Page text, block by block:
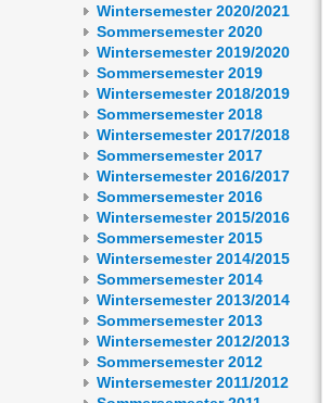
Wintersemester 2020/2021
Sommersemester 2020
Wintersemester 2019/2020
Sommersemester 2019
Wintersemester 2018/2019
Sommersemester 2018
Wintersemester 2017/2018
Sommersemester 2017
Wintersemester 2016/2017
Sommersemester 2016
Wintersemester 2015/2016
Sommersemester 2015
Wintersemester 2014/2015
Sommersemester 2014
Wintersemester 2013/2014
Sommersemester 2013
Wintersemester 2012/2013
Sommersemester 2012
Wintersemester 2011/2012